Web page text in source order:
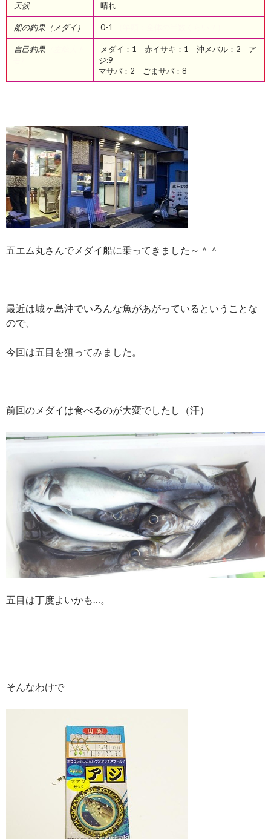
天候 晴れ
船の釣果（メダイ） 0-1
自己釣果（左舷大ト
メダイ：1 赤イサキ：1 沖メバル：2 ア
ジ:9
マサバ：2 ごまサバ：8
五エム丸さんでメダイ船に乗ってきました～＾＾
最近は城ヶ島沖でいろんな魚があがっているということな
ので、
今回は五目を狙ってみました。
前回のメダイは食べるのが大変でしたし（汗）
五目は丁度よいかも…。
そんなわけで